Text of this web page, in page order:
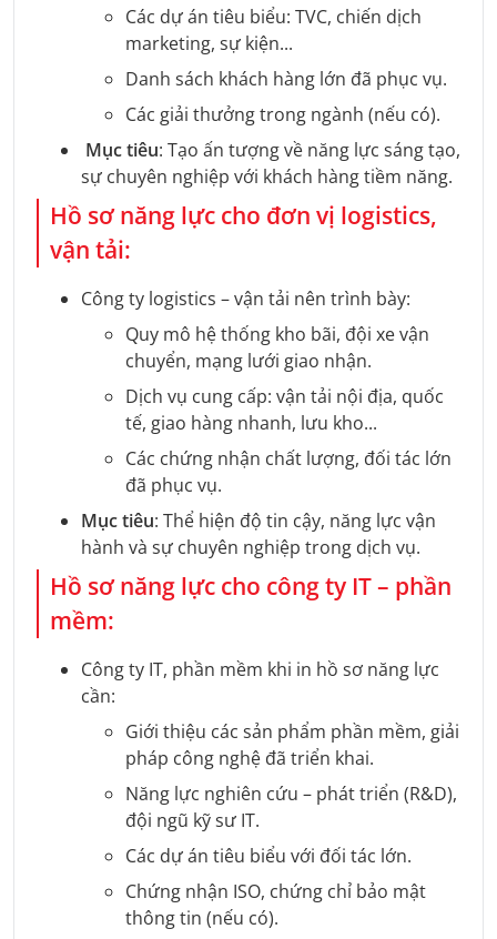
Các dự án tiêu biểu: TVC, chiến dịch
marketing, sự kiện...
Danh sách khách hàng lớn đã phục vụ.
Các giải thưởng trong ngành (nếu có).
Mục tiêu: Tạo ấn tượng về năng lực sáng tạo,
sự chuyên nghiệp với khách hàng tiềm năng.
Hồ sơ năng lực cho đơn vị logistics,
vận tải:
Công ty logistics – vận tải nên trình bày:
Quy mô hệ thống kho bãi, đội xe vận
chuyển, mạng lưới giao nhận.
Dịch vụ cung cấp: vận tải nội địa, quốc
tế, giao hàng nhanh, lưu kho...
Các chứng nhận chất lượng, đối tác lớn
đã phục vụ.
Mục tiêu: Thể hiện độ tin cậy, năng lực vận
hành và sự chuyên nghiệp trong dịch vụ.
Hồ sơ năng lực cho công ty IT – phần
mềm:
Công ty IT, phần mềm khi in hồ sơ năng lực
cần:
Giới thiệu các sản phẩm phần mềm, giải
pháp công nghệ đã triển khai.
Năng lực nghiên cứu – phát triển (R&D),
đội ngũ kỹ sư IT.
Các dự án tiêu biểu với đối tác lớn.
Chứng nhận ISO, chứng chỉ bảo mật
thông tin (nếu có).